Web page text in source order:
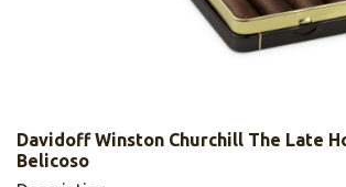
​​Davidoff Winston Churchill The Late
Belicoso